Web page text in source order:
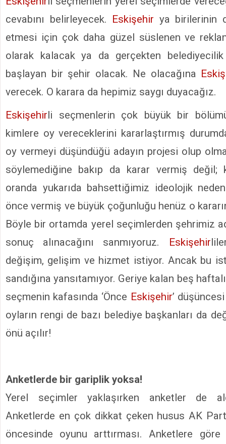
cevabını belirleyecek. Eskişehir ya birilerinin
etmesi için çok daha güzel süslenen ve
olarak kalacak ya da gerçekten
başlayan bir şehir olacak. Ne olacağına
verecek. O karara da hepimiz saygı duyacağız.
Eskişehirli seçmenlerin çok büyük bir
kimlere oy vereceklerini kararlaştırmış
oy vermeyi düşündüğü adayın projesi olup
söylemediğine bakıp da karar vermiş değil;
oranda yukarıda bahsettiğimiz ideolojik
önce vermiş ve büyük çoğunluğu henüz o
Böyle bir ortamda yerel seçimlerden şehrimiz
sonuç alınacağını sanmıyoruz. Eskişehir
değişim, gelişim ve hizmet istiyor. Ancak bu
sandığına yansıtamıyor. Geriye kalan beş
seçmenin kafasında ‘Önce Eskişehir’
oyların rengi de bazı belediye başkanları da
önü açılır!
Anketlerde bir gariplik yoksa!
Yerel seçimler yaklaşırken anketler de
Anketlerde en çok dikkat çeken husus AK
öncesinde oyunu arttırması. Anketlere